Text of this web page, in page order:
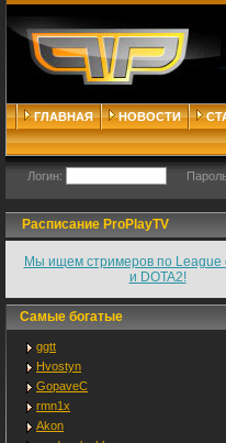
ГЛАВНАЯ НОВОСТИ
Логин:
Расписание ProPlayTV
Мы ищем стримеров по League
и DOTA2!
Самые богатые
ggtt
Hvostyn
GopaveC
rmn1x
Akon